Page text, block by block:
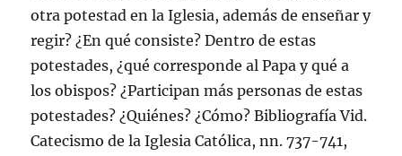
otra potestad en la Iglesia, además de enseñar y
regir? ¿En qué consiste? Dentro de estas
potestades, ¿qué corresponde al Papa y qué a
los obispos? ¿Participan más personas de estas
potestades? ¿Quiénes? ¿Cómo? Bibliografía Vid.
Catecismo de la Iglesia Católica, nn. 737-741,